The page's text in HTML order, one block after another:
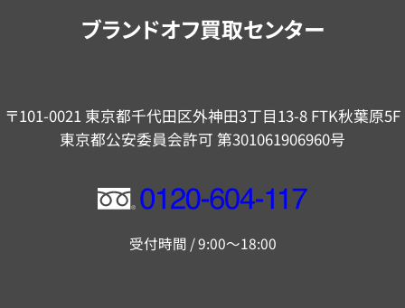
ブランドオフ買取センター
〒101-0021 東京都千代田区外神田3丁目13-8 FTK秋葉原5F
東京都公安委員会許可 第301061906960号
フ
ー
受付時間 / 9:00～18:00